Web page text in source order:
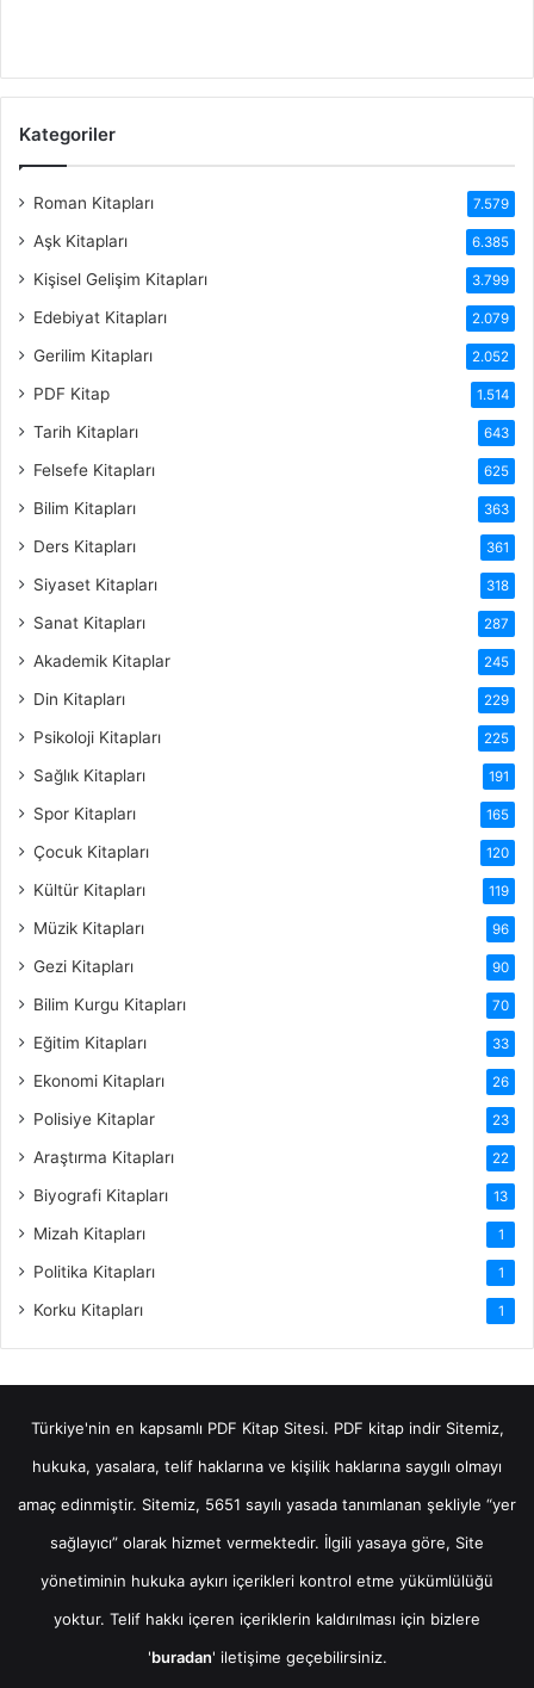
Kategoriler
Roman Kitapları 7.579
Aşk Kitapları 6.385
Kişisel Gelişim Kitapları 3.799
Edebiyat Kitapları 2.079
Gerilim Kitapları 2.052
PDF Kitap 1.514
Tarih Kitapları 643
Felsefe Kitapları 625
Bilim Kitapları 363
Ders Kitapları 361
Siyaset Kitapları 318
Sanat Kitapları 287
Akademik Kitaplar 245
Din Kitapları 229
Psikoloji Kitapları 225
Sağlık Kitapları 191
Spor Kitapları 165
Çocuk Kitapları 120
Kültür Kitapları 119
Müzik Kitapları 96
Gezi Kitapları 90
Bilim Kurgu Kitapları 70
Eğitim Kitapları 33
Ekonomi Kitapları 26
Polisiye Kitaplar 23
Araştırma Kitapları 22
Biyografi Kitapları 13
Mizah Kitapları 1
Politika Kitapları 1
Korku Kitapları 1
Türkiye'nin en kapsamlı PDF Kitap Sitesi. PDF kitap indirSitemiz,
hukuka, yasalara, telif haklarına ve kişilik haklarına saygılı olmayı
amaç edinmiştir. Sitemiz, 5651 sayılı yasada tanımlanan şekliyle “yer
sağlayıcı” olarak hizmet vermektedir. İlgili yasaya göre, Site
yönetiminin hukuka aykırı içerikleri kontrol etme yükümlülüğü
yoktur. Telif hakkı içeren içeriklerin kaldırılması için bizlere
'buradan' iletişime geçebilirsiniz.